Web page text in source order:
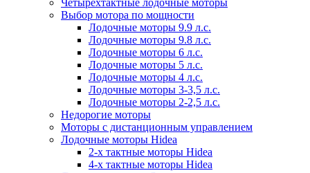
Четырехтактные лодочные моторы
Выбор мотора по мощности
Лодочные моторы 9.9 л.с.
Лодочные моторы 9.8 л.с.
Лодочные моторы 6 л.с.
Лодочные моторы 5 л.с.
Лодочные моторы 4 л.с.
Лодочные моторы 3-3,5 л.с.
Лодочные моторы 2-2,5 л.с.
Недорогие моторы
Моторы с дистанционным управлением
Лодочные моторы Hidea
2-х тактные моторы Hidea
4-х тактные моторы Hidea